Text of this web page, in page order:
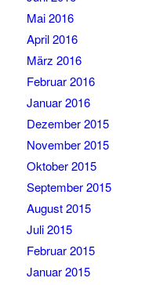
Mai 2016
April 2016
März 2016
Februar 2016
Januar 2016
Dezember 2015
November 2015
Oktober 2015
September 2015
August 2015
Juli 2015
Februar 2015
Januar 2015